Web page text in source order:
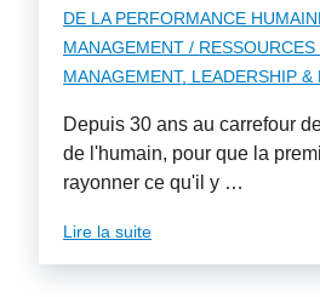
DE LA PERFORMANCE
MANAGEMENT /
MANAGEMENT, LEADERSHIP &
Depuis 30 ans au carrefour
de l'humain, pour que la
rayonner ce qu'il y …
Lire la suite